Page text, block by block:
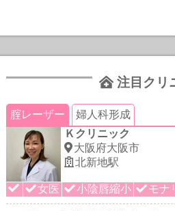
注目クリ
腟レーザー
婦人科形成
Ｋクリニック
大阪府大阪市
北新地駅
女医 小陰唇縮小 モナ